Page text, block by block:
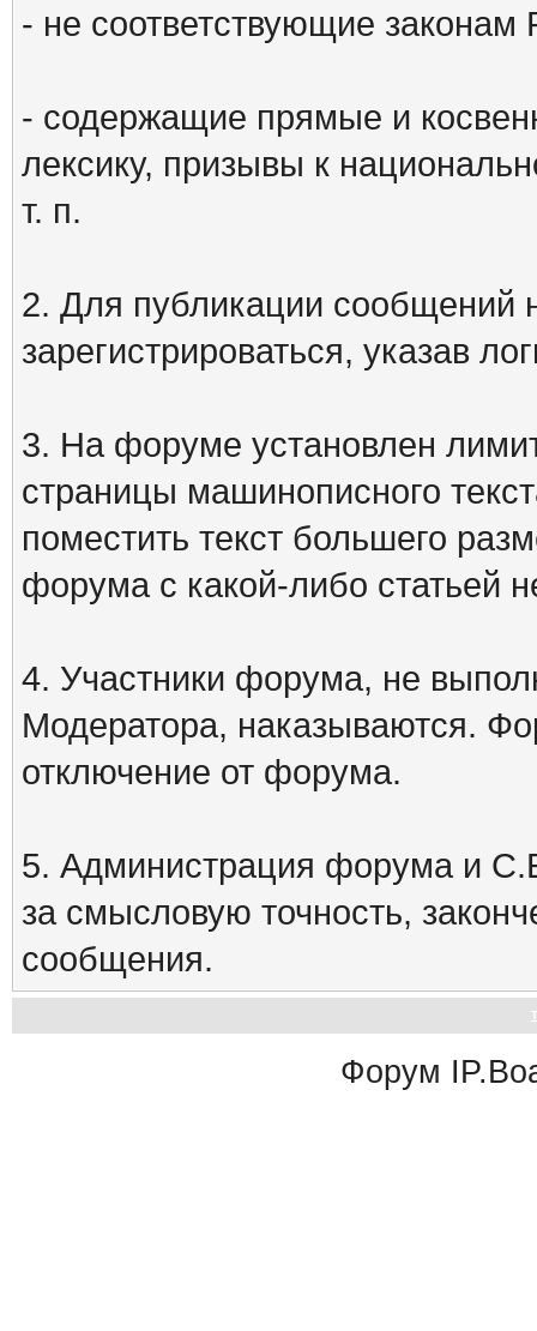
- не соответствующие законам
- содержащие прямые и
лексику, призывы к
т. п.
2. Для публикации сообщений
зарегистрироваться, указав
3. На форуме установлен
страницы машинописного
поместить текст большего
форума с какой-либо статьей
4. Участники форума, не
Модератора, наказываются.
отключение от форума.
5. Администрация форума и
за смысловую точность,
сообщения.
Форум